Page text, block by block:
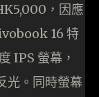
，因應
16 特
IPS 螢幕，
光。同時螢幕